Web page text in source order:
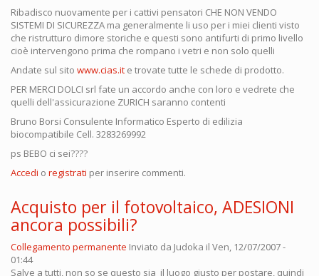
Ribadisco nuovamente per i cattivi pensatori CHE NON VENDO
SISTEMI DI SICUREZZA ma generalmente li uso per i miei clienti visto
che ristrutturo dimore storiche e questi sono antifurti di primo livello
cioè intervengono prima che rompano i vetri e non solo quelli
Andate sul sito www.cias.it e trovate tutte le schede di prodotto.
PER MERCI DOLCI srl fate un accordo anche con loro e vedrete che
quelli dell'assicurazione ZURICH saranno contenti
Bruno Borsi Consulente Informatico Esperto di edilizia
biocompatibile Cell. 3283269992
ps BEBO ci sei????
Accedi o registrati per inserire commenti.
Acquisto per il fotovoltaico, ADESIONI
ancora possibili?
Collegamento permanente Inviato da Judoka il Ven, 12/07/2007 -
01:44
Salve a tutti, non so se questo sia il luogo giusto per postare, quindi